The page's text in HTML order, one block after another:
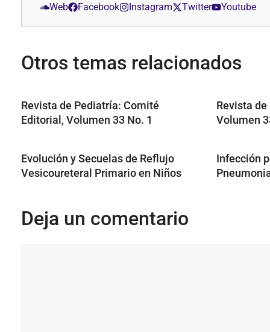
Web
Facebook Instagram Twitter Youtube
Otros temas relacionados
Revista de Pediatría: Comité
Editorial, Volumen 33 No. 1
Revista
Volumen
Evolución y Secuelas de Reflujo
Vesicoureteral Primario en Niños
Infección
Deja un comentario